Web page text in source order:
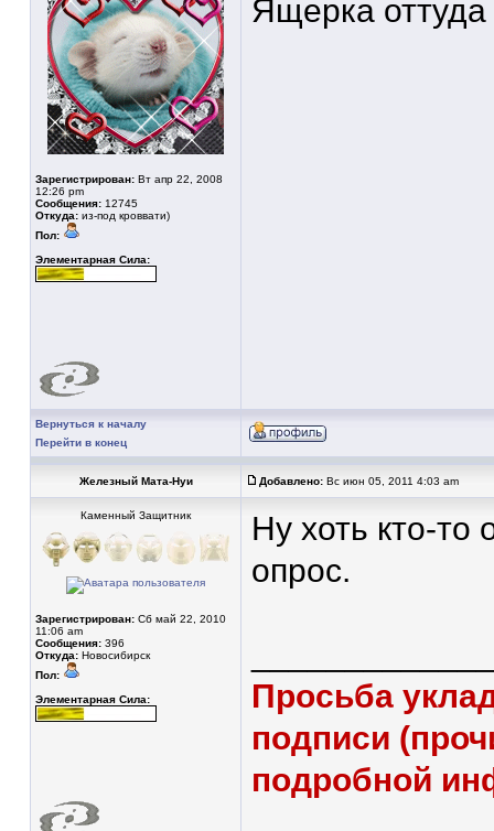
Зарегистрирован: Вт апр 22, 2008
12:26 pm
Сообщения: 12745
Откуда: из-под кроввати)
Пол:
Элементарная Сила:
Ящерка
Вернуться к началу
Перейти в конец
Железный Мата-Нуи Добавлено: Вс июн 05, 2011 4:03 am
Каменный Защитник
Зарегистрирован: Сб май 22, 2010
11:06 am
Сообщения: 396
Откуда: Новосибирск
Пол:
Элементарная Сила:
Ну хоть кто-то
опрос.
Просьба
подписи
подробной